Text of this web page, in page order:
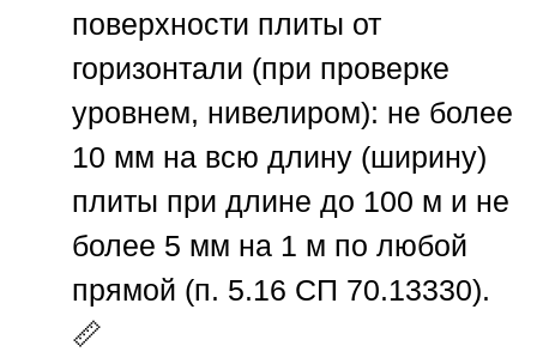
поверхности плиты от
горизонтали (при проверке
уровнем, нивелиром): не более
10 мм на всю длину (ширину)
плиты при длине до 100 м и не
более 5 мм на 1 м по любой
прямой (п. 5.16 СП 70.13330).
📏